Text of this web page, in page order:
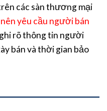
các sàn thương mại
nên yêu cầu người bán
rõ thông tin người
bán và thời gian bảo